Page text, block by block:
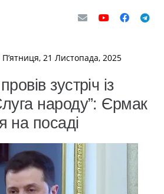
П’ятниця, 21 Листопада, 2025
зустріч із
народу”: Єрмак
на посаді